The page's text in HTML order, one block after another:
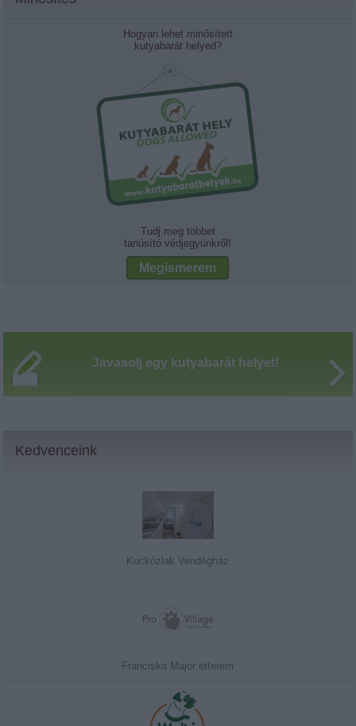
Hogyan lehet minősített
kutyabarát helyed?
Tudj meg többet
tanúsító védjegyünkről!
Megismerem
Javasolj egy kutyabarát helyet!
Kedvenceink
Kuckózlak Vendégház
Franciska Major étterem